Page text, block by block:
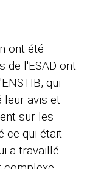
ont été
de l'ESAD ont
qui
leur avis et
sur les
ce qui était
a travaillé